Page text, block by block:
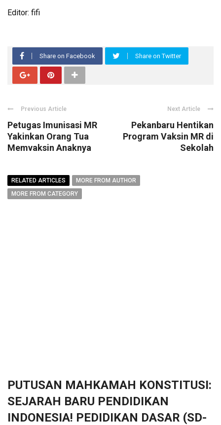
Editor: fifi
Share on Facebook Share on Twitter
Previous Article
Petugas Imunisasi MR
Yakinkan Orang Tua
Memvaksin Anaknya
Next Article
Pekanbaru Hentikan
Program Vaksin MR di
Sekolah
RELATED ARTICLES
MORE FROM AUTHOR
MORE FROM CATEGORY
PUTUSAN MAHKAMAH KONSTITUSI:
SEJARAH BARU PENDIDIKAN
INDONESIA! PEDIDIKAN DASAR (SD-